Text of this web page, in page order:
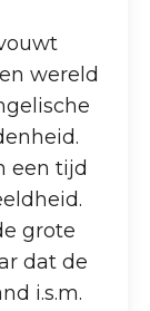
wereld
een tijd
grote
dat de
i.s.m.